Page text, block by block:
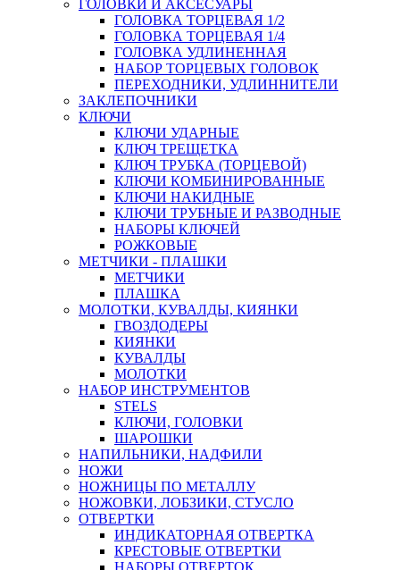
ГОЛОВКИ И АКСЕСУАРЫ
ГОЛОВКА ТОРЦЕВАЯ 1/2
ГОЛОВКА ТОРЦЕВАЯ 1/4
ГОЛОВКА УДЛИНЕННАЯ
НАБОР ТОРЦЕВЫХ ГОЛОВОК
ПЕРЕХОДНИКИ, УДЛИННИТЕЛИ
ЗАКЛЕПОЧНИКИ
КЛЮЧИ
КЛЮЧИ УДАРНЫЕ
КЛЮЧ ТРЕЩЕТКА
КЛЮЧ ТРУБКА (ТОРЦЕВОЙ)
КЛЮЧИ КОМБИНИРОВАННЫЕ
КЛЮЧИ НАКИДНЫЕ
КЛЮЧИ ТРУБНЫЕ И РАЗВОДНЫЕ
НАБОРЫ КЛЮЧЕЙ
РОЖКОВЫЕ
МЕТЧИКИ - ПЛАШКИ
МЕТЧИКИ
ПЛАШКА
МОЛОТКИ, КУВАЛДЫ, КИЯНКИ
ГВОЗДОДЕРЫ
КИЯНКИ
КУВАЛДЫ
МОЛОТКИ
НАБОР ИНСТРУМЕНТОВ
STELS
КЛЮЧИ, ГОЛОВКИ
ШАРОШКИ
НАПИЛЬНИКИ, НАДФИЛИ
НОЖИ
НОЖНИЦЫ ПО МЕТАЛЛУ
НОЖОВКИ, ЛОБЗИКИ, СТУСЛО
ОТВЕРТКИ
ИНДИКАТОРНАЯ ОТВЕРТКА
КРЕСТОВЫЕ ОТВЕРТКИ
НАБОРЫ ОТВЕРТОК